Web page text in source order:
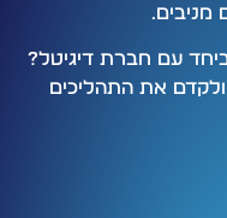
מניבים.
עם חברת דיגיטל?
את התהליכים